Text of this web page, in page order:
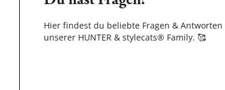
Hier findest du beliebte Fragen & Antworten
unserer HUNTER & stylecats® Family. 🥰